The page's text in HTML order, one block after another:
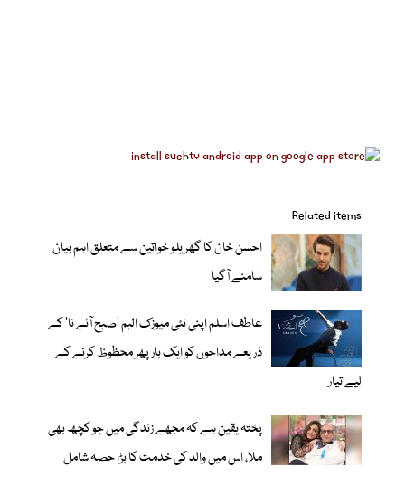
Related items
احسن خان کا گھریلو خواتین سے متعلق اہم بیان
سامنے آگیا
عاطف اسلم اپنی نئی میوزک البم 'صبح آئے نا' کے
ذریعے مداحوں کو ایک بار پھر محظوظ کرنے کے
لیے تیار
پختہ یقین ہے کہ مجھے زندگی میں جو کچھ بھی
ملا، اس میں والد کی خدمت کا بڑا حصہ شامل